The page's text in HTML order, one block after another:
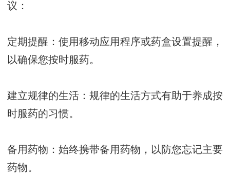
议：
定期提醒：使用移动应用程序或药盒设置提醒，
以确保您按时服药。
建立规律的生活：规律的生活方式有助于养成按
时服药的习惯。
备用药物：始终携带备用药物，以防您忘记主要
药物。